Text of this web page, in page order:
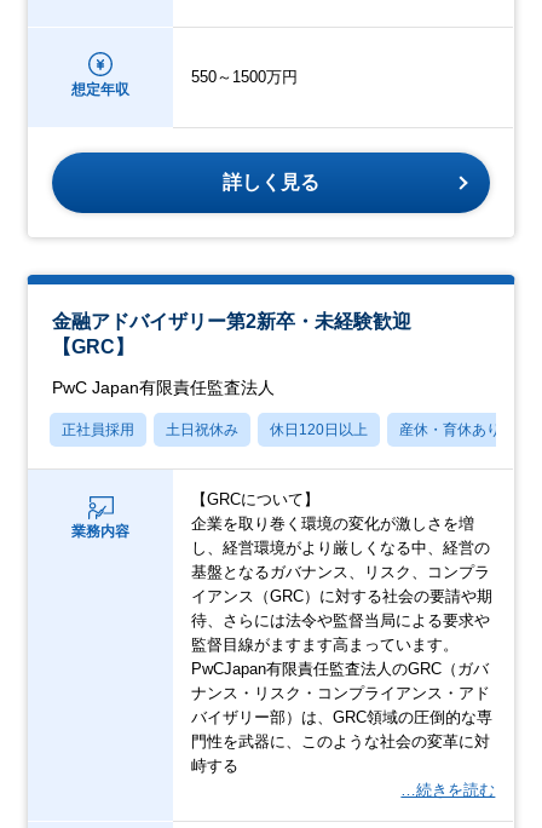
想定年収
550～1500万円
詳しく見る
金融アドバイザリー第2新卒・未経験歓迎
【GRC】
PwC Japan有限責任監査法人
正社員採用 土日祝休み 休日120日以上 産休・育休あり
業務内容
【GRCについて】
企業を取り巻く環境の変化が激しさを増
し、経営環境がより厳しくなる中、経営の
基盤となるガバナンス、リスク、コンプラ
イアンス（GRC）に対する社会の要請や期
待、さらには法令や監督当局による要求や
監督目線がますます高まっています。
PwCJapan有限責任監査法人のGRC（ガバ
ナンス・リスク・コンプライアンス・アド
バイザリー部）は、GRC領域の圧倒的な専
門性を武器に、このような社会の変革に対
峙する
…続きを読む